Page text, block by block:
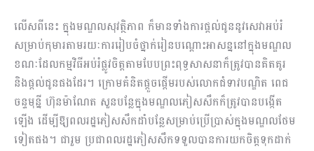
លើសពីនេះ ក្នុងមណ្ឌលសុវត្ថិភាព ក៏មានទាំងការផ្តល់ជូននូវសេវាអប់រំ
សម្រាប់កុមារតាមរយៈការរៀបចំថ្នាក់រៀនបណ្តោះអាសន្ននៅក្នុងមណ្ឌល
ខណៈដែលកម្មវិធីអប់រំផ្លូវចិត្តតាមបែបព្រះពុទ្ធសាសនាក៏ត្រូវបានគិតគូរ
និងផ្តល់ជូនផងដែរ។ ក្រោមគំនិតផ្តួចផ្តើមរបស់លោកជំទាវបណ្ឌិត ពេជ
ចន្ទមុន្នី ហ៊ុនម៉ាណែត សួនបន្លែក្នុងមណ្ឌលភៀសសឹកក៏ត្រូវបានបង្កើត
ឡើង ដើម្បីឱ្យពលរដ្ឋភៀសសឹកដាំបន្លែសម្រាប់ប្រើប្រាស់ក្នុងមណ្ឌលថែម
ទៀតផង។ ជារួម ប្រជាពលរដ្ឋភៀសសឹកទទួលបានការយកចិត្តទុកដាក់